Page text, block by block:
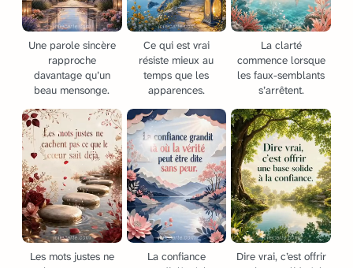
Une parole sincère
rapproche
davantage qu’un
beau mensonge.
Ce qui est vrai
résiste mieux au
temps que les
apparences.
La clarté
commence lorsque
les faux-semblants
s’arrêtent.
Les mots justes ne
La confiance
Dire vrai, c’est offrir